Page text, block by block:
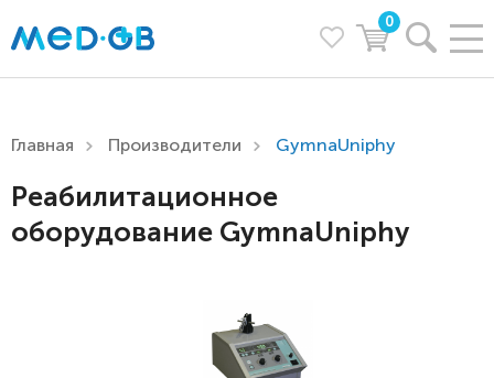
0
Главная Производители GymnaUniphy
Реабилитационное
оборудование GymnaUniphy